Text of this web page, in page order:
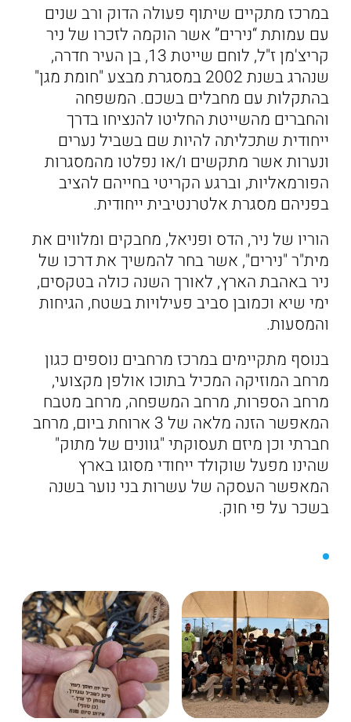
במרכז מתקיים שיתוף פעולה הדוק ורב שנים
עם עמותת “נירים” אשר הוקמה לזכרו של ניר
קריצ'מן ז"ל, לוחם שייטת 13, בן העיר חדרה,
שנהרג בשנת 2002 במסגרת מבצע "חומת מגן"
בהתקלות עם מחבלים בשכם. המשפחה
והחברים מהשייטת החליטו להנציחו בדרך
ייחודית שתכליתה להיות שם בשביל נערים
ונערות אשר מתקשים ו/או נפלטו מהמסגרות
הפורמאליות, וברגע הקריטי בחייהם להציב
בפניהם מסגרת אלטרנטיבית ייחודית.
הוריו של ניר, הדס ופניאל, מחבקים ומלווים את
מית"ר "נירים", אשר בחר להמשיך את דרכו של
ניר באהבת הארץ, לאורך השנה כולה בטקסים,
ימי שיא וכמובן סביב פעילויות בשטח, הגיחות
והמסעות.
בנוסף מתקיימים במרכז מרחבים נוספים כגון
מרחב המוזיקה המכיל בתוכו אולפן מקצועי,
מרחב הספרות, מרחב המשפחה, מרחב מטבח
המאפשר הזנה מלאה של 3 ארוחת ביום, מרחב
חברתי וכן מיזם תעסוקתי "גוונים של מתוק"
שהינו מפעל שוקולד ייחודי מסוגו בארץ
המאפשר העסקה של עשרות בני נוער בשנה
בשכר על פי חוק.